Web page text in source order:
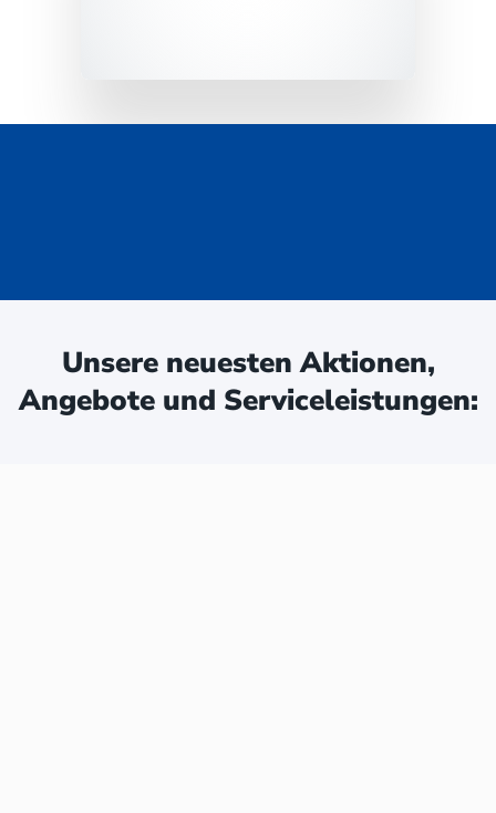
Unsere neuesten Aktionen,
Angebote und Serviceleistungen: